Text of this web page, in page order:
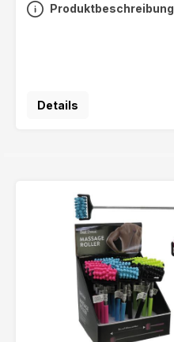
Produktbeschreibung
Details